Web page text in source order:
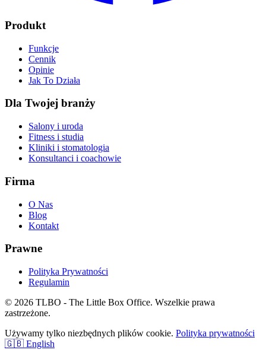
Produkt
Funkcje
Cennik
Opinie
Jak To Działa
Dla Twojej branży
Salony i uroda
Fitness i studia
Kliniki i stomatologia
Konsultanci i coachowie
Firma
O Nas
Blog
Kontakt
Prawne
Polityka Prywatności
Regulamin
© 2026 TLBO - The Little Box Office. Wszelkie prawa
zastrzeżone.
Używamy tylko niezbędnych plików cookie. Polityka prywatności
🇬🇧 English